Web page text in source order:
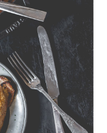
und kleinen